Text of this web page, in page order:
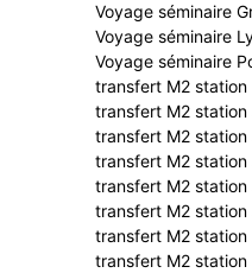
Voyage séminaire
Voyage séminaire
Voyage séminaire
transfert M2 station
transfert M2 station
transfert M2 station
transfert M2 station
transfert M2 station
transfert M2 station
transfert M2 station
transfert M2 station